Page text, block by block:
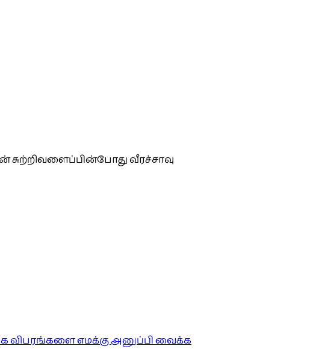
சுற்றிவளைப்பின்போது வீரச்சாவு
விபரங்களை எமக்கு அனுப்பி வைக்க